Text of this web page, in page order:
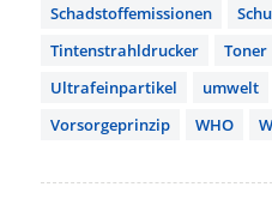
Schadstoffemissionen
Tintenstrahldrucker
Toner
Ultrafeinpartikel
umwelt
Vorsorgeprinzip
WHO